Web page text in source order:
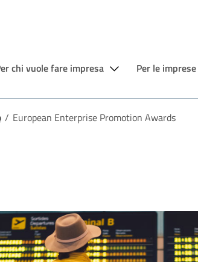
chi vuole fare impresa Per le imprese
/ European Enterprise Promotion Awards